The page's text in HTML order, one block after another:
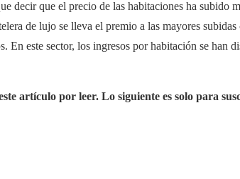
decir que el precio de las habitaciones ha subido
de lujo se lleva el premio a las mayores
En este sector, los ingresos por habitación se han
artículo por leer. Lo siguiente es solo para